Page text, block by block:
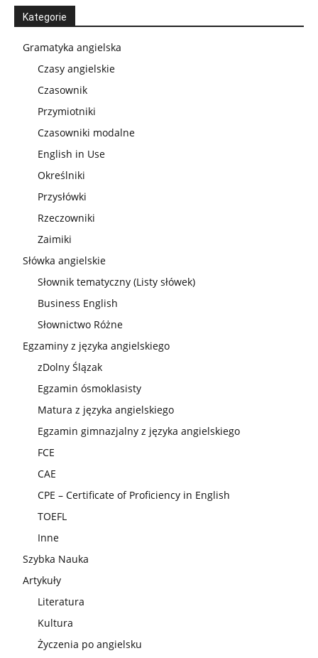
Kategorie
Gramatyka angielska
Czasy angielskie
Czasownik
Przymiotniki
Czasowniki modalne
English in Use
Określniki
Przysłówki
Rzeczowniki
Zaimiki
Słówka angielskie
Słownik tematyczny (Listy słówek)
Business English
Słownictwo Różne
Egzaminy z języka angielskiego
zDolny Ślązak
Egzamin ósmoklasisty
Matura z języka angielskiego
Egzamin gimnazjalny z języka angielskiego
FCE
CAE
CPE – Certificate of Proficiency in English
TOEFL
Inne
Szybka Nauka
Artykuły
Literatura
Kultura
Życzenia po angielsku